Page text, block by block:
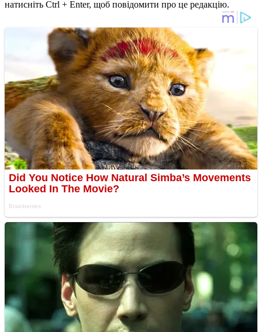
натисніть Ctrl + Enter, щоб повідомити про це редакцію.